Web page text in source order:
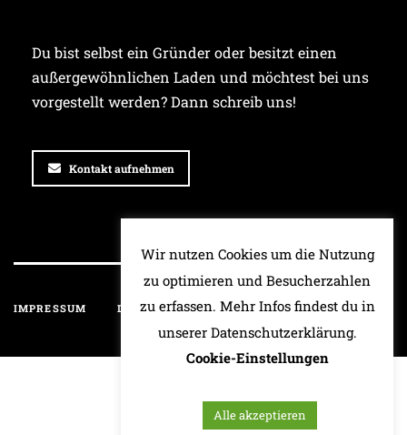
Du bist selbst ein Gründer oder besitzt einen
außergewöhnlichen Laden und möchtest bei uns
vorgestellt werden? Dann schreib uns!
Kontakt aufnehmen
IMPRESSUM DATENSCHUTZ HAFTUNGSAUSSCHLUSS
Wir nutzen Cookies um die Nutzung
zu optimieren und Besucherzahlen
zu erfassen. Mehr Infos findest du in
unserer Datenschutzerklärung.
Cookie-Einstellungen
Alle akzeptieren